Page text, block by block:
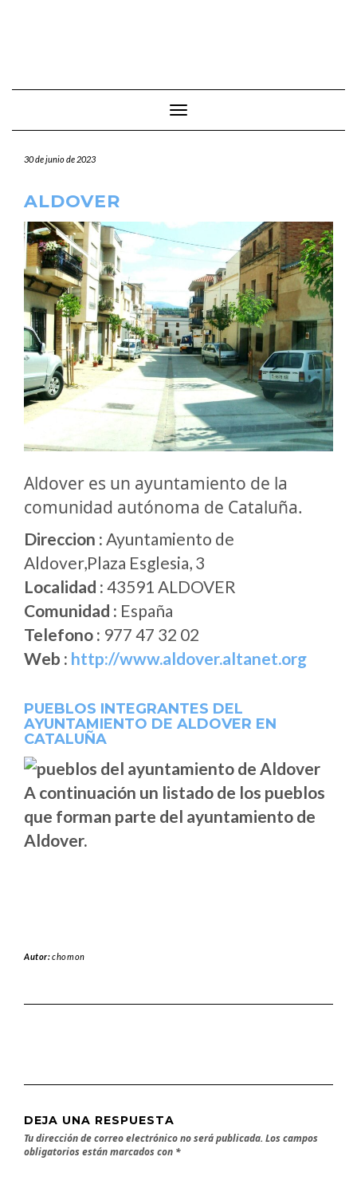
Cambiar modo de navegación
30 de junio de 2023
ALDOVER
Aldover es un ayuntamiento de la
comunidad autónoma de Cataluña.
Direccion : Ayuntamiento de
Aldover,Plaza Esglesia, 3
Localidad : 43591 ALDOVER
Comunidad : España
Telefono : 977 47 32 02
Web : http://www.aldover.altanet.org
PUEBLOS INTEGRANTES DEL
AYUNTAMIENTO DE ALDOVER EN
CATALUÑA
A continuación un listado de los pueblos
que forman parte del ayuntamiento de
Aldover.
Autor:chomon
DEJA UNA RESPUESTA
Tu dirección de correo electrónico no será publicada. Los campos
obligatorios están marcados con *